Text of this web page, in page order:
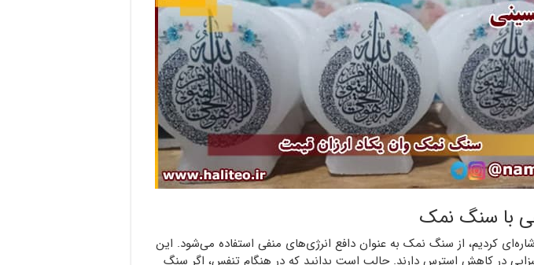
با سنگ نمک
کردیم، از سنگ نمک به عنوان دافع انرژی‌های منفی استفاده می‌شود. این
در کاهش استرس دارند. جالب است بدانید که در هنگام تنفس، اگر سنگ